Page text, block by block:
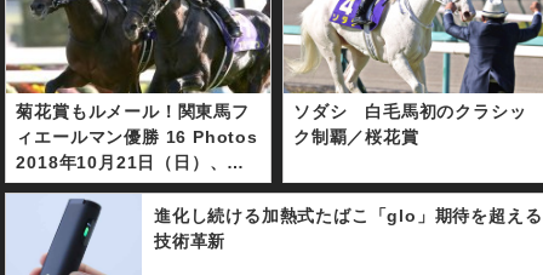
菊花賞もルメール！関東馬フ
ィエールマン優勝 16 Photos
2018年10月21日（日）、３
歳牡馬クラシックの三冠目、
第79回菊花賞（G１）が京都
競馬場で行われ、C・ルメー
ル騎乗で７番人気のフィエー
ソダシ 白毛馬初のクラシッ
ク制覇／桜花賞
進化し続ける加熱式たばこ「glo」期待を超える
技術革新